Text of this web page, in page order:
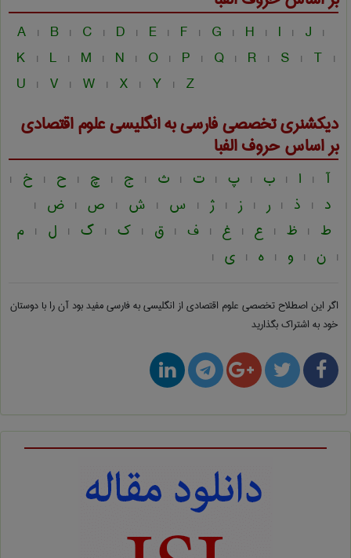
A | B | C | D | E | F | G | H | I | J |
K | L | M | N | O | P | Q | R | S | T |
U | V | W | X | Y | Z
دیکشنری تخصصی فارسی به انگلیسیعلوم اقتصادی
بر اساس حروف الفبا
آ | ا | ب | پ | ت | ث | ج | چ | ح | خ |
د | ذ | ر | ز | ژ | س | ش | ص | ض |
ط | ظ | ع | غ | ف | ق | ک | گ | ل | م
| ن | و | ه | ی |
اگر این اصطلاح تخصصی علوم اقتصادی از انگلیسی به فارسیمفید بود آن را با دوستان
خود به اشتراک بگذارید